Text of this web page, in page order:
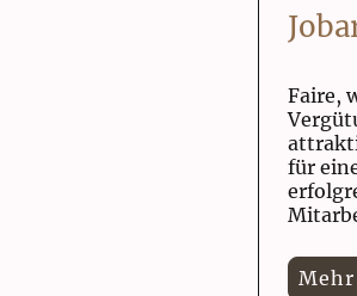
Faire,
für